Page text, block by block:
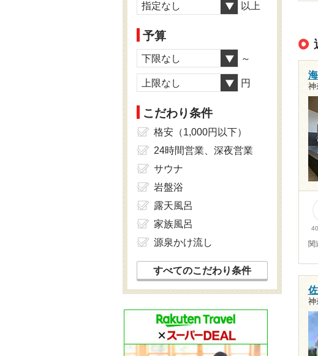
神
関
神
指定なし 以上
予算
下限なし ～
上限なし 円
こだわり条件
格安（1,000円以下）
24時間営業、深夜営業
サウナ
岩盤浴
露天風呂
家族風呂
源泉かけ流し
すべてのこだわり条件